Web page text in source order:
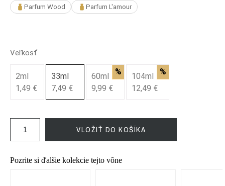
Parfum Wood Parfum L'amour
Veľkosť
2ml
1,49 €
33ml
7,49 €
60ml %
9,99 €
104ml %
12,49 €
VLOŽIŤ DO KOŠÍKA
Pozrite si ďalšie kolekcie tejto vône